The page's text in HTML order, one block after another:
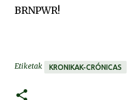
BRNPWR!
Etiketak KRONIKAK-CRÓNICAS